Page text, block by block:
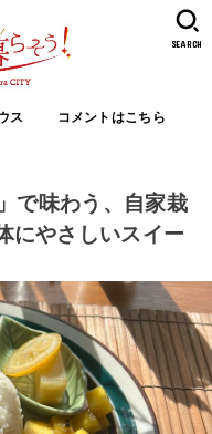
ス コメントはこちら
SEARCH
で味わう、自家栽
にやさしいスイー